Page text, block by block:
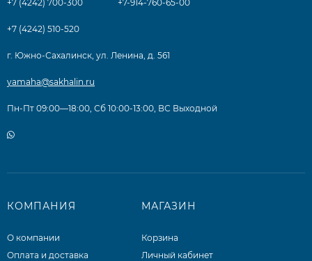
+7 (4242) 700-300 +7-914-760-65-00
+7 (4242) 510-520
г. Южно-Сахалинск, ул. Ленина, д. 561
yamaha@sakhalin.ru
Пн-Пт 09:00—18:00, Сб 10:00-13:00, ВС Выходной
КОМПАНИЯ
О компании
Оплата и доставка
МАГАЗИН
Корзина
Личный кабинет